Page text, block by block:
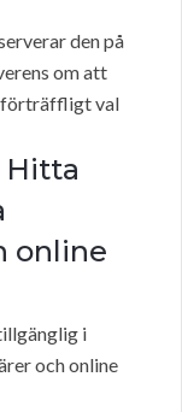
den på
om att
förträffligt val
Hitta
online
i
och online